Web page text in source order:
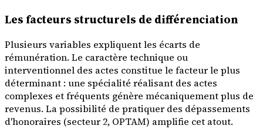
Les facteurs structurels de différenciation
Plusieurs variables expliquent les écarts de
rémunération. Le caractère technique ou
interventionnel des actes constitue le facteur le plus
déterminant : une spécialité réalisant des actes
complexes et fréquents génère mécaniquement plus de
revenus. La possibilité de pratiquer des dépassements
d'honoraires (secteur 2, OPTAM) amplifie cet atout.